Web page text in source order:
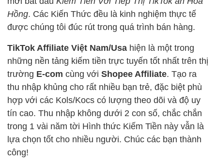
Hồng. Các Kiến Thức đều là kinh nghiệm thực tế
được chúng tôi đúc rút trong quá trình bán hàng.
TikTok Affiliate Việt Nam/Usa hiện là một trong
những nền tảng kiếm tiền trực tuyến tốt nhất trên thị
trường E-com cùng với Shopee Affiliate. Tạo ra
thu nhập khủng cho rất nhiều bạn trẻ, đặc biệt phù
hợp với các Kols/Kocs có lượng theo dõi và độ uy
tín cao. Thu nhập không dưới 2 con số, chắc chắn
trong 1 vài năm tời Hình thức Kiếm Tiền này vẫn là
lựa chọn tốt cho nhiều người. Chúc các bạn thành
công!